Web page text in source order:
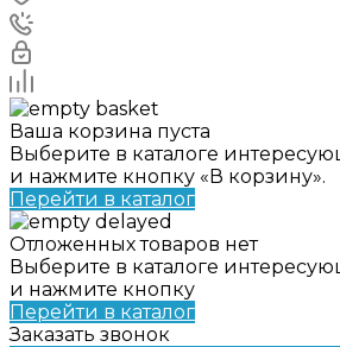
Ваша корзина пуста
Выберите в каталоге
и нажмите кнопку «В корзину».
Перейти в каталог
Отложенных товаров нет
Выберите в каталоге
и нажмите кнопку
Перейти в каталог
Заказать звонок